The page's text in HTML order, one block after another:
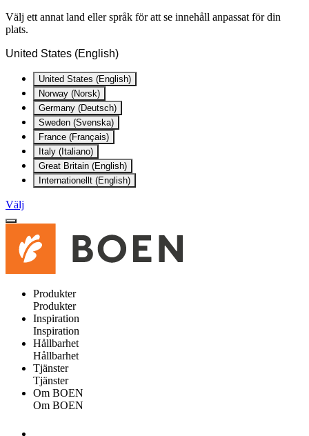
Välj ett annat land eller språk för att se innehåll anpassat för din
plats.
United States (English)
United States (English)
Norway (Norsk)
Germany (Deutsch)
Sweden (Svenska)
France (Français)
Italy (Italiano)
Great Britain (English)
Internationellt (English)
Välj
Produkter
Produkter
Inspiration
Inspiration
Hållbarhet
Hållbarhet
Tjänster
Tjänster
Om BOEN
Om BOEN